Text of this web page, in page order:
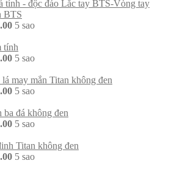
Lắc tay BTS-Vòng tay
BTS
5 sao
tính
5 sao
may mắn Titan không đen
5 sao
đá không đen
5 sao
Titan không đen
5 sao